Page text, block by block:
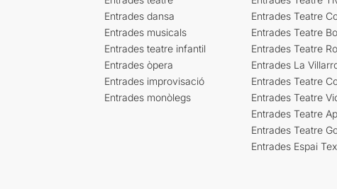
Entrades dansa
Entrades musicals
Entrades teatre infantil
Entrades òpera
Entrades improvisació
Entrades monòlegs
Entrades Teatre
Entrades Teatre
Entrades Teatre
Entrades La
Entrades Teatre
Entrades Teatre
Entrades Teatre
Entrades Teatre
Entrades Espai